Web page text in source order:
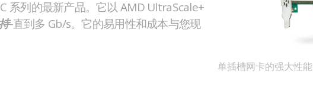
系列的最新产品。它以 AMD UltraScale+
-直到多 Gb/s。它的易用性和成本与您现
单插槽网卡的强大性能